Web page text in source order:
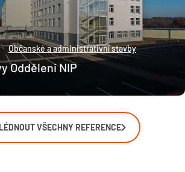
Odděleni NIP
Občanské a administrativní stavby
VŠECHNY REFERENCE